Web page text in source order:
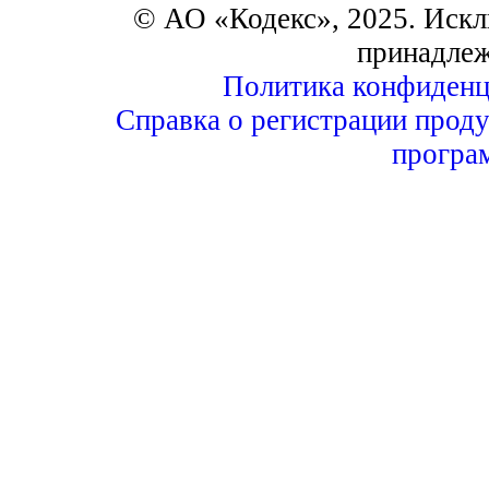
© АО «Кодекс», 2025.
Политика
Справка о регистрации